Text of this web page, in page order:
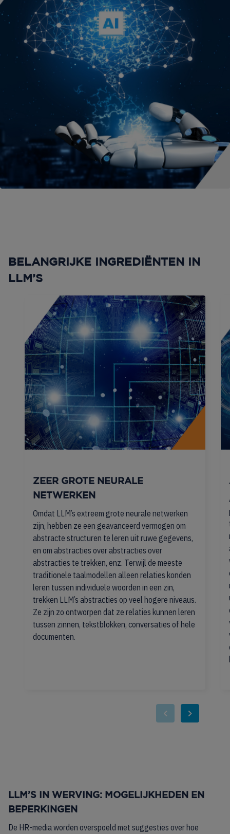
BELANGRIJKE INGREDIËNTEN IN
LLM’S
ZEER GROTE NEURALE
NETWERKEN
Omdat LLM’s extreem grote neurale netwerken
zijn, hebben ze een geavanceerd vermogen om
abstracte structuren te leren uit ruwe gegevens,
en om abstracties over abstracties over
abstracties te trekken, enz. Terwijl de meeste
traditionele taalmodellen alleen relaties konden
leren tussen individuele woorden in een zin,
trekken LLM’s abstracties op veel hogere niveaus.
Ze zijn zo ontworpen dat ze relaties kunnen leren
tussen zinnen, tekstblokken, conversaties of hele
documenten.
LLM’S IN WERVING: MOGELIJKHEDEN EN
BEPERKINGEN
De HR-media worden overspoeld met suggesties over hoe